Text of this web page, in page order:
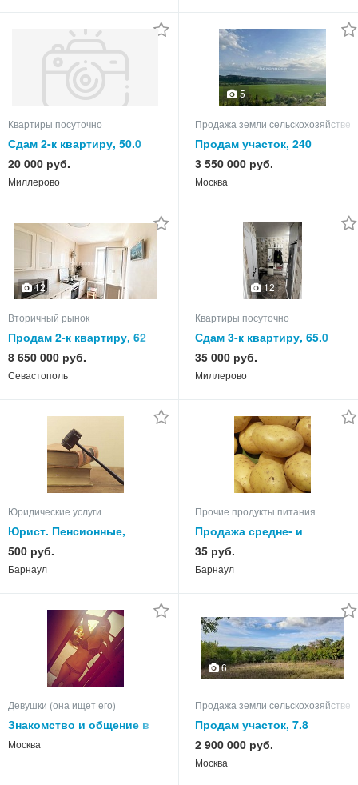
Квартиры посуточно
Сдам 2-к квартиру, 50.0
кв.м, этаж 3 из 5
20 000 руб.
Миллерово
5
Продажа земли
Продам участок, 240
3 550 000 руб.
Москва
12
Вторичный рынок
Продам 2-к квартиру, 62
кв.м, этаж 9 из 9
8 650 000 руб.
Севастополь
12
Квартиры посуточно
Сдам 3-к квартиру, 65.0
кв.м, этаж 5 из 5
35 000 руб.
Миллерово
Юридические услуги
Юрист. Пенсионные,
наследственные,
жилищные, пр. споры.
500 руб.
Барнаул
Прочие продукты питания
Продажа средне- и
позднеспелых сортов
овощей в августе
35 руб.
Барнаул
Девушки (она ищет его)
Знакомство и общение в
скайпе, вайбере и
Москва
6
Продажа земли
Продам участок, 7.8
2 900 000 руб.
Москва